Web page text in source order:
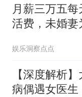
月薪三万五
活费，未婚妻
娱乐洞察点点
【深度解析
病偶遇女医生